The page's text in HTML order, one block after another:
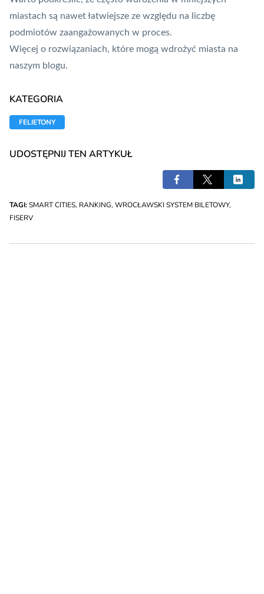
miastach są nawet łatwiejsze ze względu na liczbę
podmiotów zaangażowanych w proces.
Więcej o rozwiązaniach, które mogą wdrożyć miasta na
naszym blogu.
KATEGORIA
FELIETONY
UDOSTĘPNIJ TEN ARTYKUŁ
TAGI:SMART CITIES, RANKING, WROCŁAWSKI SYSTEM BILETOWY,
FISERV